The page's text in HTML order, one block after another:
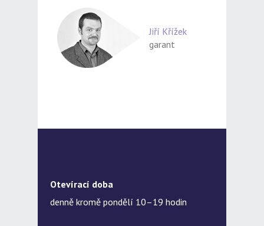
Jiří Křížek
garant
Otevírací doba
denně kromě pondělí 10–19 hodin